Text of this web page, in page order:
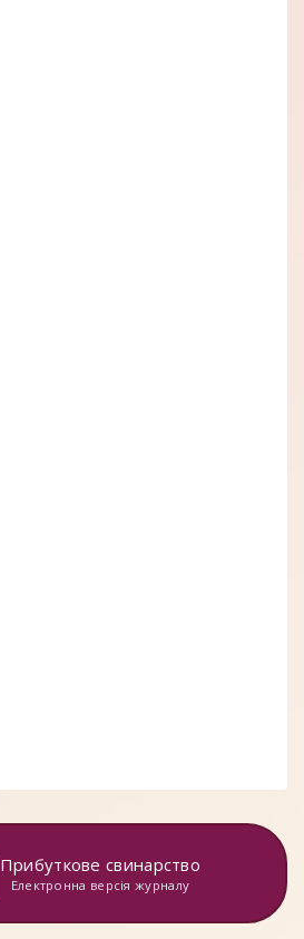
Прибуткове свинарство
Електронна версія журналу